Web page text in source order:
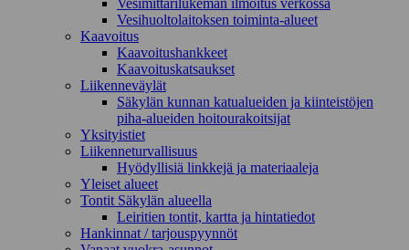
Vesimittarilukeman ilmoitus verkossa
Vesihuoltolaitoksen toiminta-alueet
Kaavoitus
Kaavoitushankkeet
Kaavoituskatsaukset
Liikenneväylät
Säkylän kunnan katualueiden ja kiinteistöjen
piha-alueiden hoitourakoitsijat
Yksityistiet
Liikenneturvallisuus
Hyödyllisiä linkkejä ja materiaaleja
Yleiset alueet
Tontit Säkylän alueella
Leiritien tontit, kartta ja hintatiedot
Hankinnat / tarjouspyynnöt